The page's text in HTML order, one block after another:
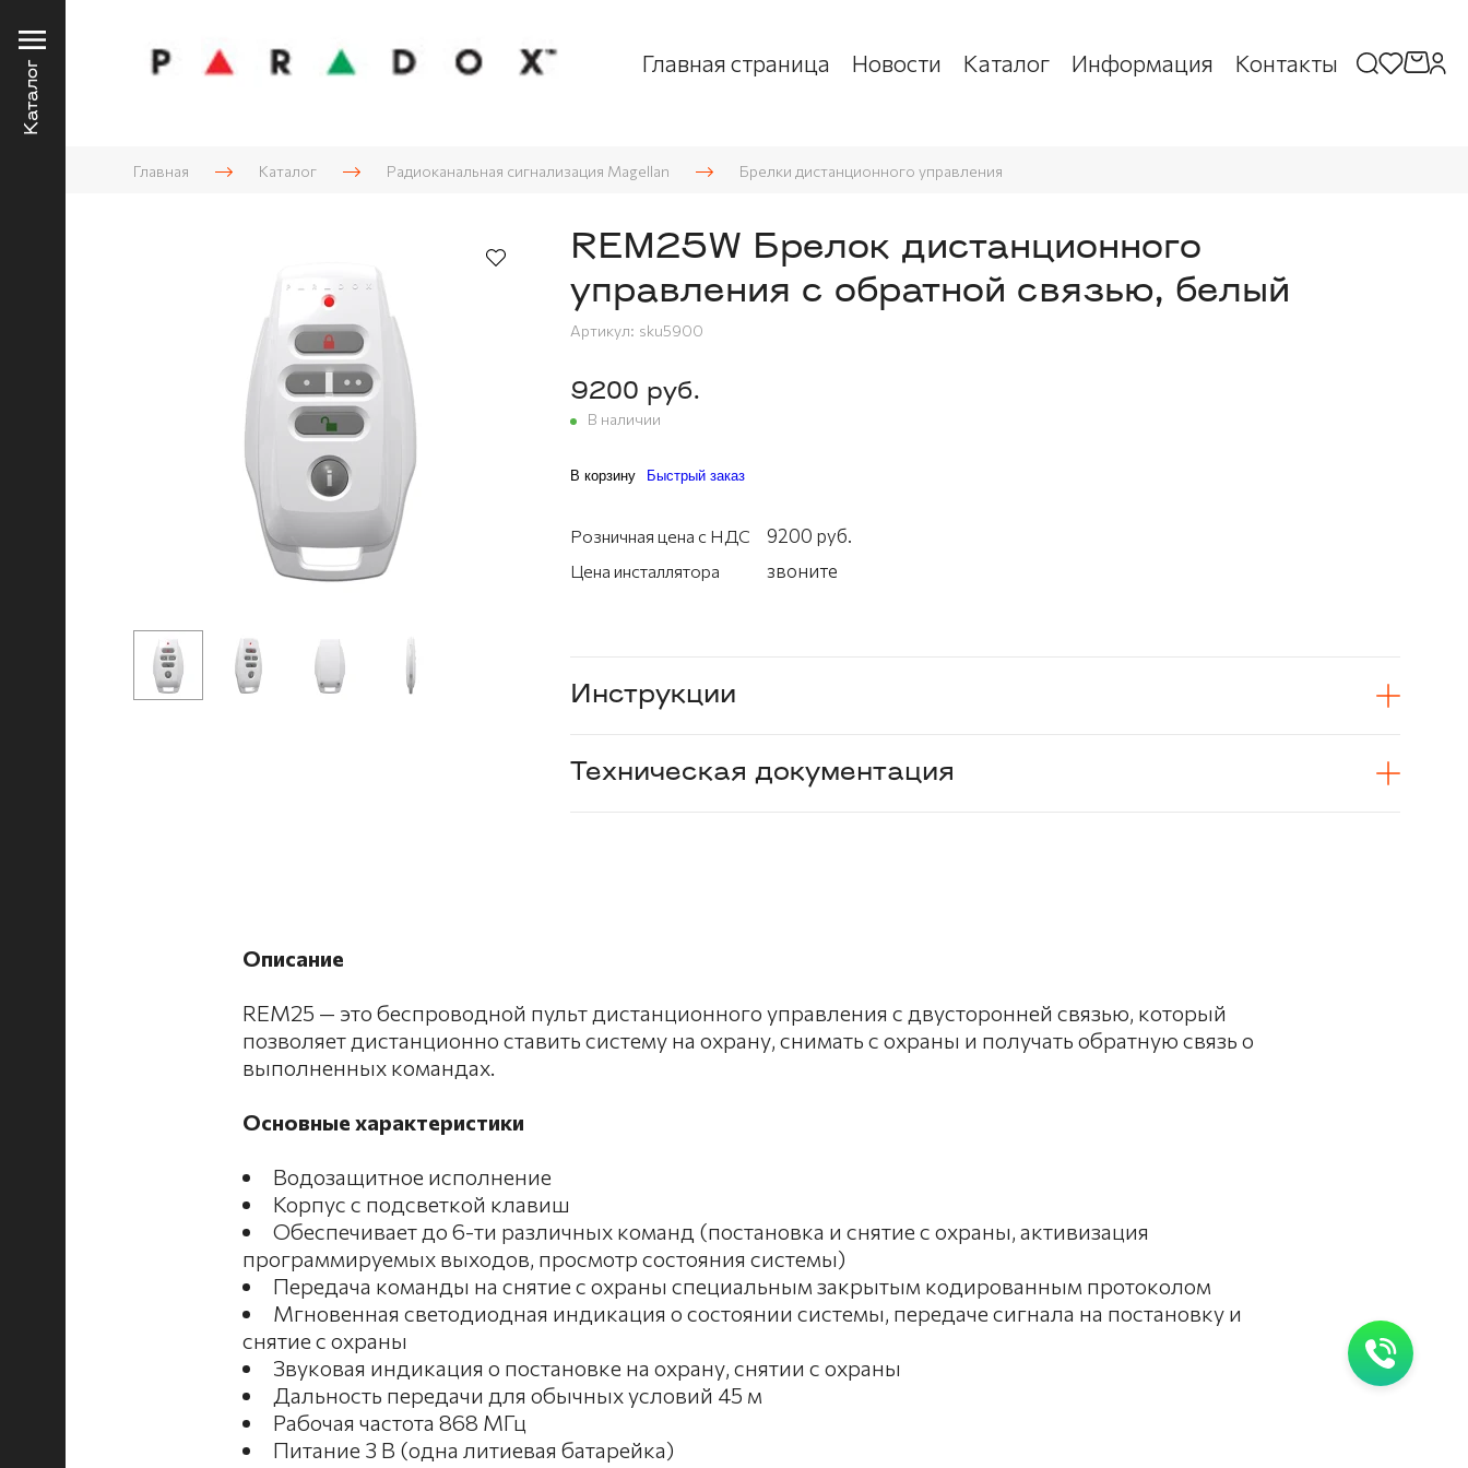
Главная страница Новости Каталог Информация Контакты
Главная Каталог Радиоканальная сигнализация Magellan Брелки дистанционного управления
REM25W Брелок дистанционного
управления с обратной связью, белый
Артикул: sku5900
9200 руб.
В наличии
В корзину Быстрый заказ
Розничная цена с НДС 9200 руб.
Цена инсталлятора звоните
Инструкции
Техническая документация
Описание
REM25 — это беспроводной пульт дистанционного управления с двусторонней связью, который
позволяет дистанционно ставить систему на охрану, снимать с охраны и получать обратную связь о
выполненных командах.
Основные характеристики
Водозащитное исполнение
Корпус с подсветкой клавиш
Обеспечивает до 6-ти различных команд (постановка и снятие с охраны, активизация
программируемых выходов, просмотр состояния системы)
Передача команды на снятие с охраны специальным закрытым кодированным протоколом
Мгновенная светодиодная индикация о состоянии системы, передаче сигнала на постановку и
снятие с охраны
Звуковая индикация о постановке на охрану, снятии с охраны
Дальность передачи для обычных условий 45 м
Рабочая частота 868 МГц
Питание 3 В (одна литиевая батарейка)
Каталог